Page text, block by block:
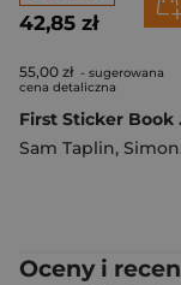
42,85 zł
55,00 zł - sugerowana
cena detaliczna
First
Sam Taplin, Simon Tudhope
Oceny i